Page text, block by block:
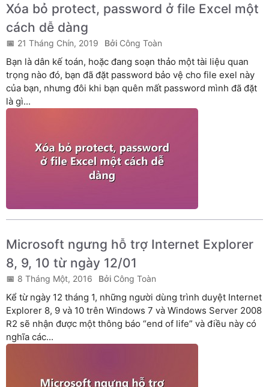
Xóa bỏ protect, password ở file Excel một
cách dễ dàng
21 Tháng Chín, 2019 Công Toàn
Bạn là dân kế toán, hoặc đang soạn thảo một tài liệu quan
trọng nào đó, bạn đã đặt password bảo vệ cho file exel này
của bạn, nhưng đôi khi bạn quên mất password mình đã đặt
là gì...
Microsoft ngưng hỗ trợ Internet Explorer
8, 9, 10 từ ngày 12/01
8 Tháng Một, 2016 Công Toàn
Kể từ ngày 12 tháng 1, những người dùng trình duyệt Internet
Explorer 8, 9 và 10 trên Windows 7 và Windows Server 2008
R2 sẽ nhận được một thông báo “end of life” và điều này có
nghĩa các...